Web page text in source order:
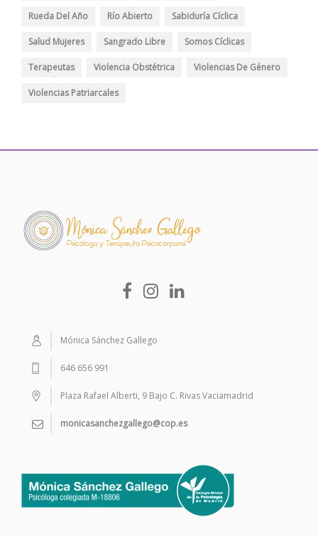
Rueda Del Año Río Abierto Sabiduría Cíclica
Salud Mujeres Sangrado Libre Somos Cíclicas
Terapeutas Violencia Obstétrica Violencias De Género
Violencias Patriarcales
Mónica Sánchez Gallego
646 656 991
Plaza Rafael Alberti, 9 Bajo C. Rivas Vaciamadrid
monicasanchezgallego@cop.es